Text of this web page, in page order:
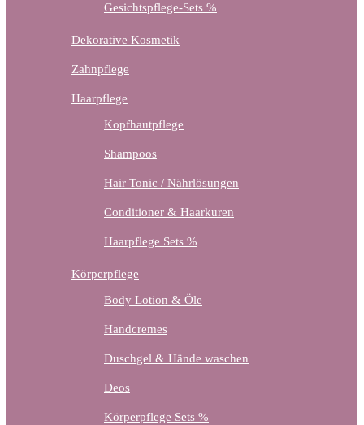
Gesichtspflege-Sets %
Dekorative Kosmetik
Zahnpflege
Haarpflege
Kopfhautpflege
Shampoos
Hair Tonic / Nährlösungen
Conditioner & Haarkuren
Haarpflege Sets %
Körperpflege
Body Lotion & Öle
Handcremes
Duschgel & Hände waschen
Deos
Körperpflege Sets %